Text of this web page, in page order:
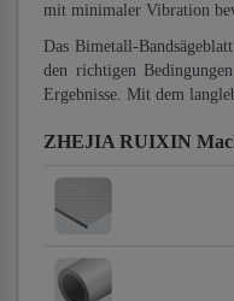
mit minimaler Vibration
Das Bimetall-
den richtigen
Ergebnisse. Mit dem
ZHEJIA RUIXIN